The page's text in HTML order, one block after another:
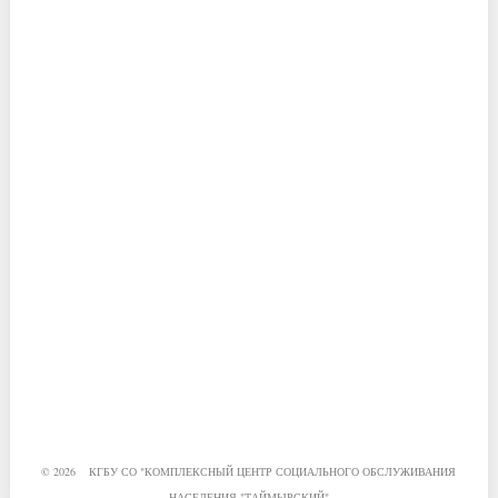
© 2026 КГБУ СО "КОМПЛЕКСНЫЙ ЦЕНТР СОЦИАЛЬНОГО ОБСЛУЖИВАНИЯ